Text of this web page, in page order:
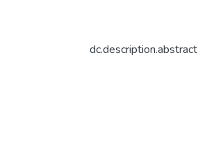
dc.description.abstract